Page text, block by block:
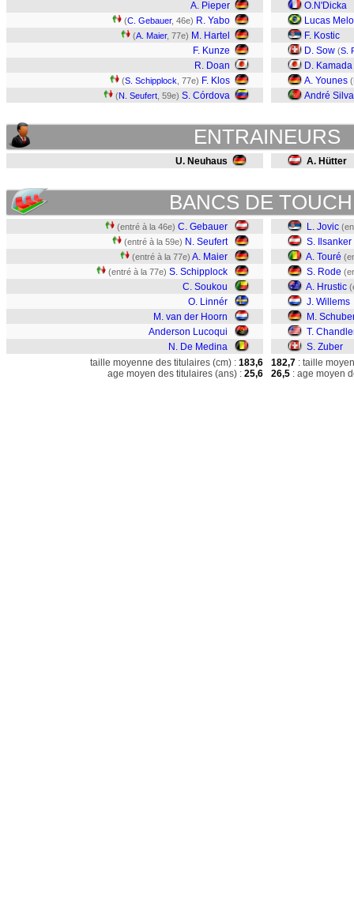
A. Pieper
(C. Gebauer, 46e) R. Yabo
(A. Maier, 77e) M. Hartel
F. Kunze
R. Doan
(S. Schipplock , 77e) F. Klos
(N. Seufert , 59e) S. Córdova
O.N'Dicka
Lucas Melo
F. Kostic
D. Sow (S.
D. Kamada
A. Younes (
André Silva
ENTRAINEURS
U. Neuhaus A. Hütter
BANCS DE
(entré à la 46e) C. Gebauer
(entré à la 59e) N. Seufert
(entré à la 77e) A. Maier
(entré à la 77e) S. Schipplock
C. Soukou
O. Linnér
M. van der Hoorn
Anderson Lucoqui
N. De Medina
L. Jovic
S. Ilsanker
A. Touré
S. Rode
A. Hrustic
J. Willems
M.
T.
S. Zuber
taille moyenne des titulaires (cm) : 183,6
age moyen des titulaires (ans) : 25,6
182,7 : taille
26,5 : age moyen